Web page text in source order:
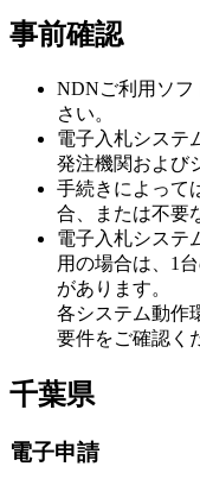
事前確認
NDNご利用ソフ
さい。
電子入札システ
発注機関および
手続きによって
合、または不要
電子入札システ
用の場合は、1
があります。
各システム動作
要件をご確認く
千葉県
電子申請